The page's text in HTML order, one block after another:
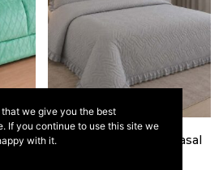
Colcha Carlota Cinza Casal
we give you the best
If you continue to use this site we
with it.